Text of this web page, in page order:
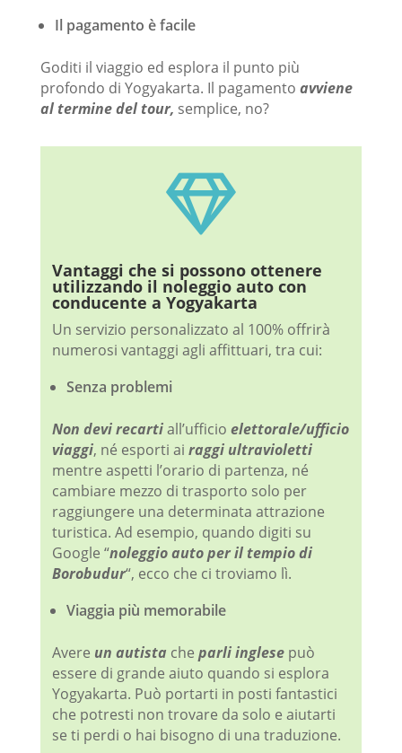
Il pagamento è facile
Goditi il ​​viaggio ed esplora il punto più
profondo di Yogyakarta. Il pagamento avviene
al termine del tour, semplice, no?

Vantaggi che si possono ottenere
utilizzando il noleggio auto con
conducente a Yogyakarta
Un servizio personalizzato al 100% offrirà
numerosi vantaggi agli affittuari, tra cui:
Senza problemi
Non devi recartiall’ufficio elettorale/ufficio
viaggi, né esporti ai raggi ultravioletti
mentre aspetti l’orario di partenza, né
cambiare mezzo di trasporto solo per
raggiungere una determinata attrazione
turistica. Ad esempio, quando digiti su
Google “noleggio auto per il tempio di
Borobudur“, ecco che ci troviamo lì.
Viaggia più memorabile
Avere un autista che parli inglesepuò
essere di grande aiuto quando si esplora
Yogyakarta. Può portarti in posti fantastici
che potresti non trovare da solo e aiutarti
se ti perdi o hai bisogno di una traduzione.